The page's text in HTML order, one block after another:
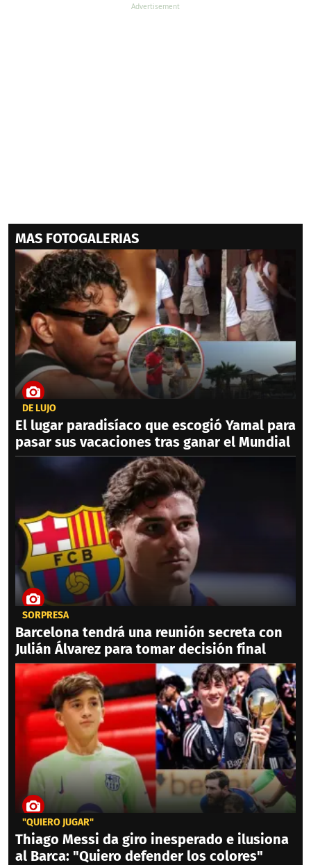
MAS FOTOGALERIAS
DE LUJO
El lugar paradisíaco que escogió Yamal para
pasar sus vacaciones tras ganar el Mundial
SORPRESA
Barcelona tendrá una reunión secreta con
Julián Álvarez para tomar decisión final
"QUIERO JUGAR"
Thiago Messi da giro inesperado e ilusiona
al Barca: "Quiero defender los colores"